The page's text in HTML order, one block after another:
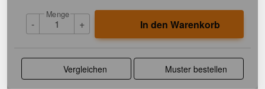
-
Menge
+ In den Warenkorb
Vergleichen Muster bestellen